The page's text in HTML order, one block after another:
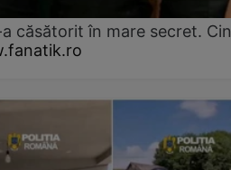
căsătorit în mare secret.